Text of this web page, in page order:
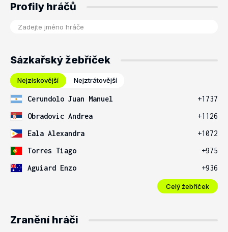
Profily hráčů
Sázkařský žebříček
Nejziskovější Nejztrátovější
Cerundolo Juan Manuel
+1737
Obradovic Andrea
+1126
Eala Alexandra
+1072
Torres Tiago
+975
Aguiard Enzo
+936
Celý žebříček
Zranění hráči